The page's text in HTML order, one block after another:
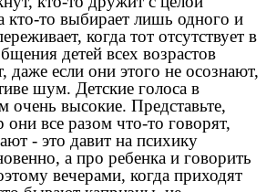
кто-то выбирает лишь одного и
когда тот отсутствует в
детей всех возрастов
даже если они этого не осознают,
шум. Детские голоса в
очень высокие. Представьте,
они все разом что-то говорят,
- это давит на психику
а про ребенка и говорить
вечерами, когда приходят